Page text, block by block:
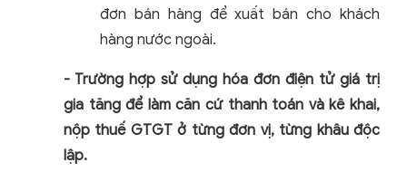
đơn bán hàng để xuất bán cho khách
hàng nước ngoài.
- Trường hợp sử dụng hóa đơn điện tử giá trị
gia tăng để làm căn cứ thanh toán và kê khai,
nộp thuế GTGT ở từng đơn vị, từng khâu độc
lập.